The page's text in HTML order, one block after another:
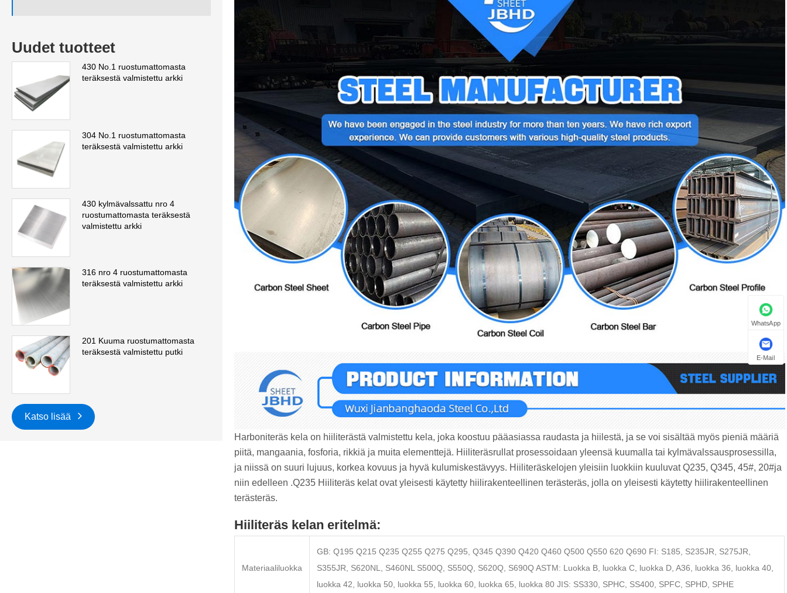
Uudet tuotteet
430 No.1 ruostumattomasta
teräksestä valmistettu arkki
304 No.1 ruostumattomasta
teräksestä valmistettu arkki
430 kylmävalssattu nro 4
ruostumattomasta teräksestä
valmistettu arkki
316 nro 4 ruostumattomasta
teräksestä valmistettu arkki
201 Kuuma ruostumattomasta
teräksestä valmistettu putki
Katso lisää
‌Harboniteräs kela on hiiliterästä valmistettu kela, joka koostuu pääasiassa raudasta ja hiilestä, ja se voi sisältää myös pieniä määriä
piitä, mangaania, fosforia, rikkiä ja muita elementtejä. Hiiliteräsrullat prosessoidaan yleensä kuumalla tai kylmävalssausprosessilla,
ja niissä on suuri lujuus, korkea kovuus ja hyvä kulumiskestävyys. Hiiliteräskelojen yleisiin luokkiin kuuluvat Q235, Q345, 45#, 20#ja
niin edelleen ‌.Q235 Hiiliteräs kelat ovat yleisesti käytetty hiilirakenteellinen terästeräs, jolla on yleisesti käytetty hiilirakenteellinen
terästeräs.
Hiiliteräs kelan eritelmä:
Materiaaliluokka
GB: Q195 Q215 Q235 Q255 Q275 Q295, Q345 Q390 Q420 Q460 Q500 Q550 620 Q690 FI: S185, S235JR, S275JR,
S355JR, S620NL, S460NL S500Q, S550Q, S620Q, S690Q ASTM: Luokka B, luokka C, luokka D, A36, luokka 36, luokka 40,
luokka 42, luokka 50, luokka 55, luokka 60, luokka 65, luokka 80 JIS: SS330, SPHC, SS400, SPFC, SPHD, SPHE
WhatsApp
E-Mail